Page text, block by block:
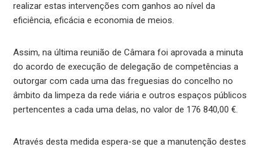
realizar estas intervenções com ganhos ao nível da
eficiência, eficácia e economia de meios.
Assim, na última reunião de Câmara foi aprovada a minuta
do acordo de execução de delegação de competências a
outorgar com cada uma das freguesias do concelho no
âmbito da limpeza da rede viária e outros espaços públicos
pertencentes a cada uma delas, no valor de 176 840,00 €.
Através desta medida espera-se que a manutenção destes